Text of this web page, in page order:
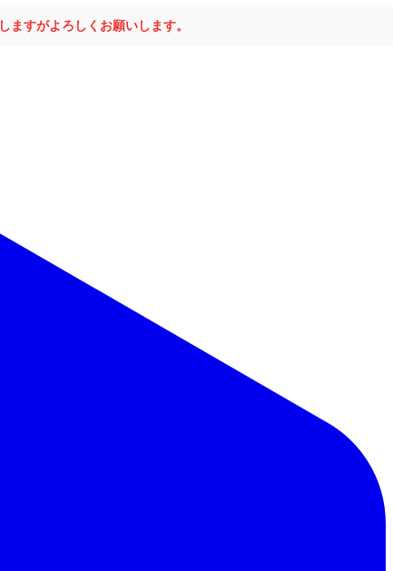
ますがよろしくお願いします。